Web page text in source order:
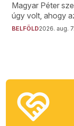
Magyar Péter
úgy volt, ahogy
BELFÖLD2026. aug.